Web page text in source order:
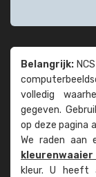
Belangrijk:
volledig
gegeven.
op deze pagina
We raden aan
kleur. U heeft